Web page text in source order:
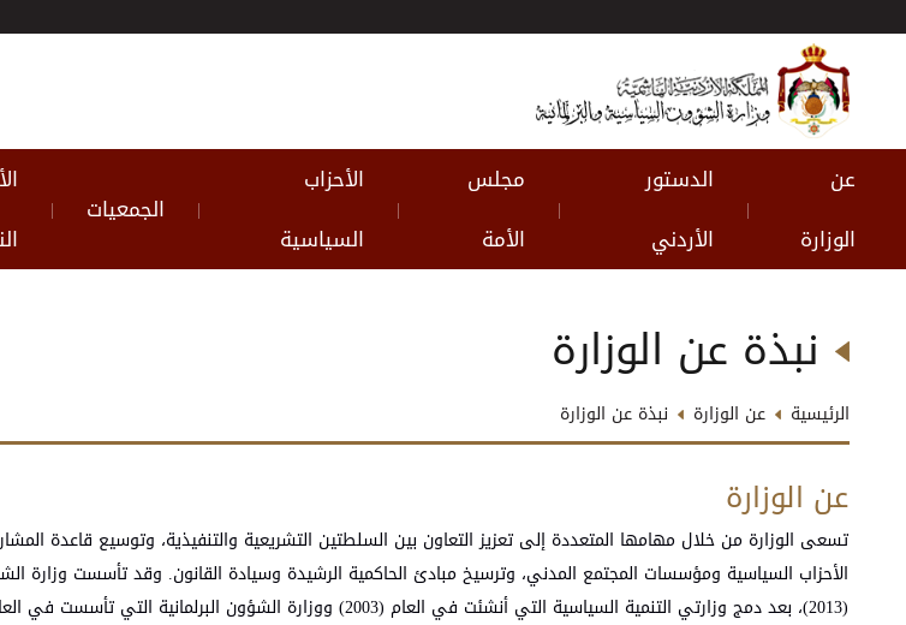
عن
الوزارة
|
الدستور
الأردني
|
مجلس
الأمة
|
الأحزاب
السياسية
| الجمعيات |
نبذة عن الوزارة
الرئيسية عن الوزارة نبذة عن الوزارة
عن الوزارة
تسعى الوزارة من خلال مهامها المتعددة إلى تعزيز التعاون بين السلطتين التشريعية والتنفيذية، وتوسيع قاعدة
الأحزاب السياسية ومؤسسات المجتمع المدني، وترسيخ مبادئ الحاكمية الرشيدة وسيادة القانون. وقد تأسست وزارة
(2013)، بعد دمج وزارتي التنمية السياسية التي أنشئت في العام (2003) ووزارة الشؤون البرلمانية التي تأسست في العام (2010).